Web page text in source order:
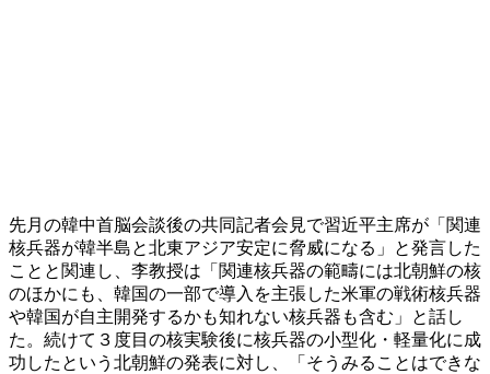
先月の韓中首脳会談後の共同記者会見で習近平主席が「関連
核兵器が韓半島と北東アジア安定に脅威になる」と発言した
ことと関連し、李教授は「関連核兵器の範疇には北朝鮮の核
のほかにも、韓国の一部で導入を主張した米軍の戦術核兵器
や韓国が自主開発するかも知れない核兵器も含む」と話し
た。続けて３度目の核実験後に核兵器の小型化・軽量化に成
功したという北朝鮮の発表に対し、「そうみることはできな